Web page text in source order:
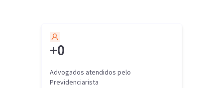
+0
Advogados atendidos pelo
Previdenciarista